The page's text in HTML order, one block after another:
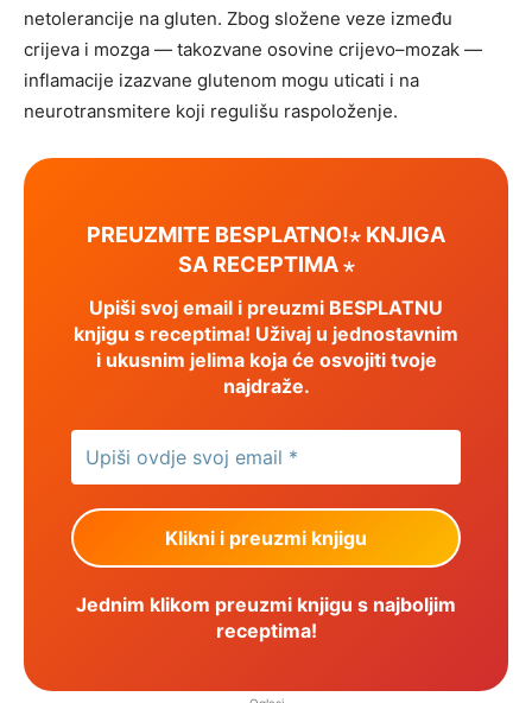
netolerancije na gluten. Zbog složene veze između
crijeva i mozga — takozvane osovine crijevo–mozak —
inflamacije izazvane glutenom mogu uticati i na
neurotransmitere koji regulišu raspoloženje.
PREUZMITE BESPLATNO!⋆ KNJIGA
SA RECEPTIMA ⋆
Upiši svoj email i preuzmi BESPLATNU
knjigu s receptima! Uživaj u jednostavnim
i ukusnim jelima koja će osvojiti tvoje
najdraže.
Jednim klikom preuzmi knjigu s najboljim
receptima!